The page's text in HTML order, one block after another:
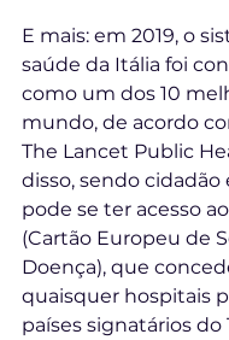
E mais: em 2019, o
saúde da Itália foi
como um dos 10
mundo, de acordo
The Lancet Public
disso, sendo cidadão
pode se ter acesso
(Cartão Europeu de
Doença), que
quaisquer hospitais
países signatários do